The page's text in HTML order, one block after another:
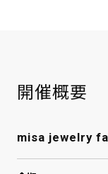
開催概要
misa jewelry